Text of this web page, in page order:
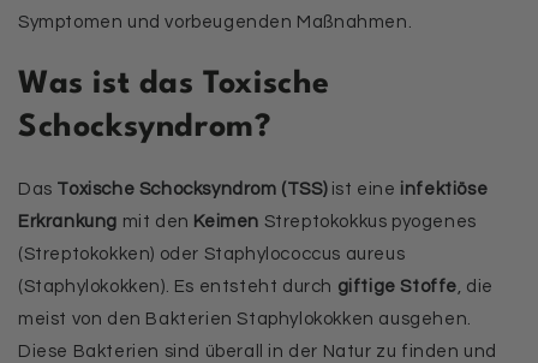
Symptomen und vorbeugenden Maßnahmen.
Was ist das Toxische
Schocksyndrom?
Das Toxische Schocksyndrom (TSS)ist eine infektiöse
Erkrankung mit den Keimen Streptokokkus pyogenes
(Streptokokken) oder Staphylococcus aureus
(Staphylokokken). Es entsteht durch giftige Stoffe, die
meist von den Bakterien Staphylokokken ausgehen.
Diese Bakterien sind überall in der Natur zu finden und